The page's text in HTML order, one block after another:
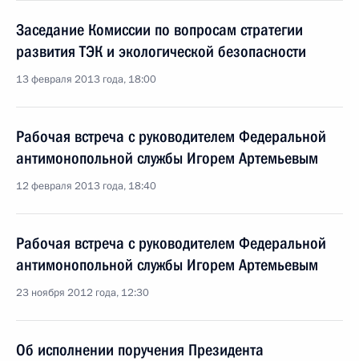
Заседание Комиссии по вопросам стратегии
развития ТЭК и экологической безопасности
13 февраля 2013 года, 18:00
Рабочая встреча с руководителем Федеральной
антимонопольной службы Игорем Артемьевым
12 февраля 2013 года, 18:40
Рабочая встреча с руководителем Федеральной
антимонопольной службы Игорем Артемьевым
23 ноября 2012 года, 12:30
Об исполнении поручения Президента